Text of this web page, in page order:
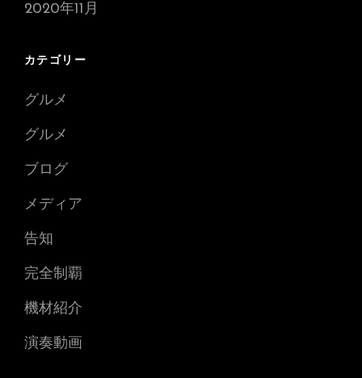
2020年11月
カテゴリー
グルメ
グルメ
ブログ
メディア
告知
完全制覇
機材紹介
演奏動画